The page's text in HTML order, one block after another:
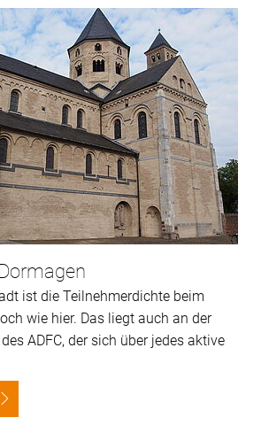
ist die Teilnehmerdichte beim
wie hier. Das liegt auch an der
ADFC, der sich über jedes aktive